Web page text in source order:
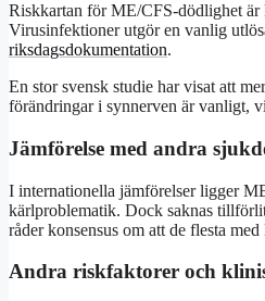
Riskkartan för ME/CFS-dödlighet är
Virusinfektioner utgör en vanlig
riksdagsdokumentation.
En stor svensk studie har visat att
förändringar i synnerven är vanligt,
Jämförelse med andra
I internationella jämförelser ligger
kärlproblematik. Dock saknas
råder konsensus om att de flesta
Andra riskfaktorer och